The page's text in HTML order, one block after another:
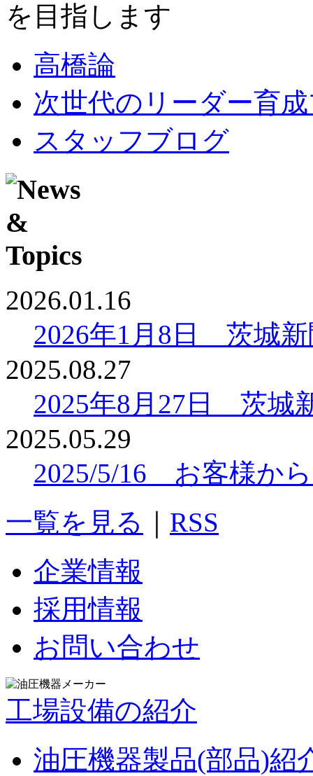
高橋論
次世代のリーダー育
スタッフブログ
2026.01.16
2026年1月8日 茨城
2025.08.27
2025年8月27日 茨城
2025.05.29
2025/5/16 お客様か
一覧を見る
RSS
企業情報
採用情報
お問い合わせ
工場設備の紹介
油圧機器製品(部品)紹